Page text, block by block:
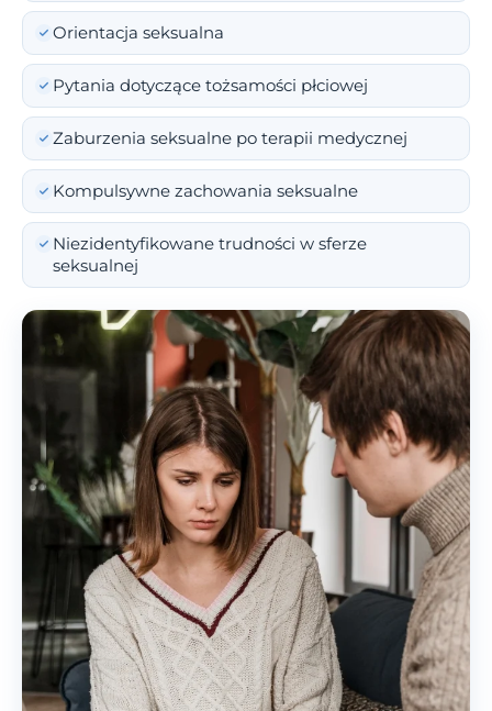
Orientacja seksualna
Pytania dotyczące tożsamości płciowej
Zaburzenia seksualne po terapii medycznej
Kompulsywne zachowania seksualne
Niezidentyfikowane trudności w sferze
seksualnej